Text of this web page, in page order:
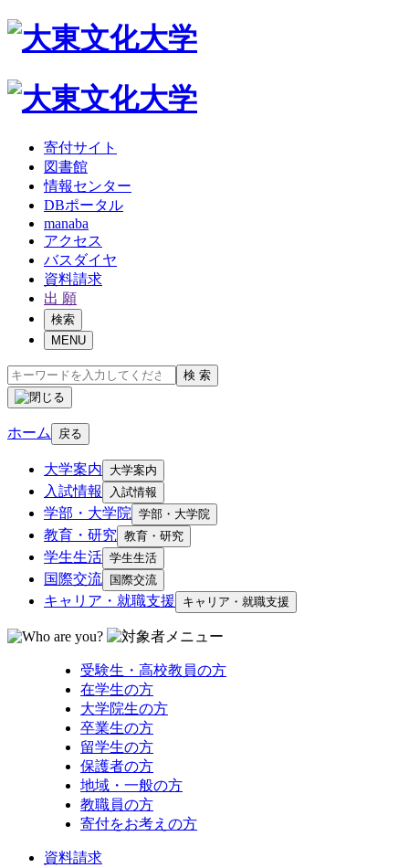
寄付サイト
図書館
情報センター
DBポータル
manaba
アクセス
バスダイヤ
資料請求
出 願
検索
MENU
検 索
ホーム 戻る
大学案内 大学案内
入試情報 入試情報
学部・大学院 学部・大学院
教育・研究 教育・研究
学生生活 学生生活
国際交流 国際交流
キャリア・就職支援 キャリア・就職支援
受験生・高校教員の方
在学生の方
大学院生の方
卒業生の方
留学生の方
保護者の方
地域・一般の方
教職員の方
寄付をお考えの方
資料請求